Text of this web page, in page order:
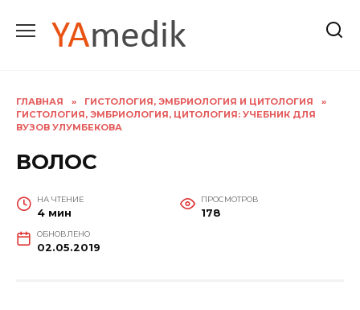
содержанию
ГЛАВНАЯ » ГИСТОЛОГИЯ, ЭМБРИОЛОГИЯ И ЦИТОЛОГИЯ
»
ГИСТОЛОГИЯ, ЭМБРИОЛОГИЯ, ЦИТОЛОГИЯ: УЧЕБНИК ДЛЯ
ВУЗОВ УЛУМБЕКОВА
ВОЛОС
НА ЧТЕНИЕ
4 мин
ПРОСМОТРОВ
178
ОБНОВЛЕНО
02.05.2019